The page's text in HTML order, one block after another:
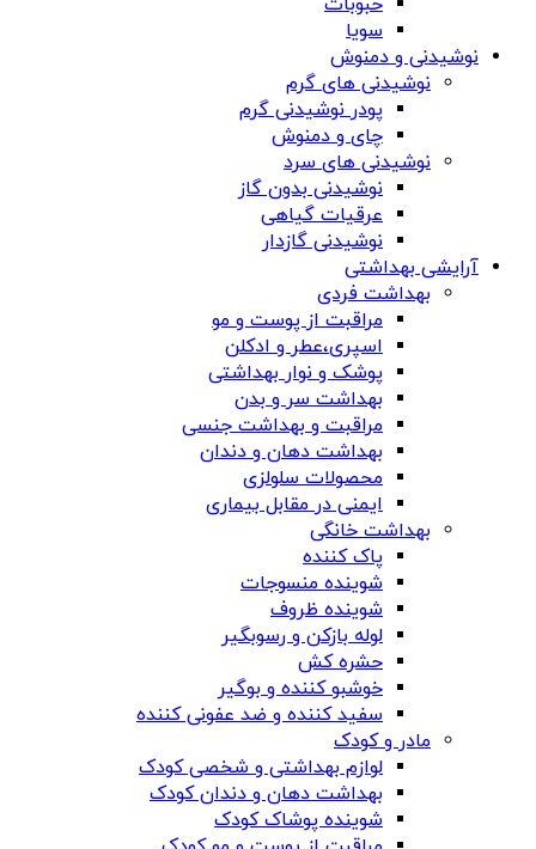
سویا
نوشیدنی و دمنوش
نوشیدنی های گرم
پودر نوشیدنی گرم
چای و دمنوش
نوشیدنی های سرد
نوشیدنی بدون گاز
عرقیات گیاهی
نوشیدنی گازدار
آرایشی بهداشتی
بهداشت فردی
مراقبت از پوست و مو
اسپری،عطر و ادکلن
پوشک و نوار بهداشتی
بهداشت سر و بدن
مراقبت و بهداشت جنسی
بهداشت دهان و دندان
محصولات سلولزی
ایمنی در مقابل بیماری
بهداشت خانگی
پاک کننده
شوینده منسوجات
شوینده ظروف
لوله بازکن و رسوبگیر
حشره کش
خوشبو کننده و بوگیر
سفید کننده و ضد عفونی کننده
مادر و کودک
لوازم بهداشتی و شخصی کودک
بهداشت دهان و دندان کودک
شوینده پوشاک کودک